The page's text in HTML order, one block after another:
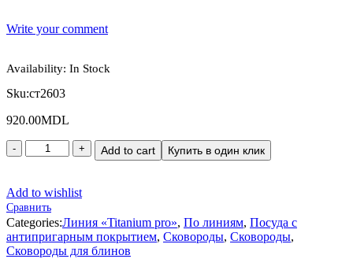
Write your comment
Availability: In Stock
Sku:ст2603
920.00MDL
Add to cart Купить в один клик
Add to wishlist
Сравнить
Categories:Линия «Titanium pro», По линиям, Посуда с
антипригарным покрытием, Сковороды, Сковороды,
Сковороды для блинов